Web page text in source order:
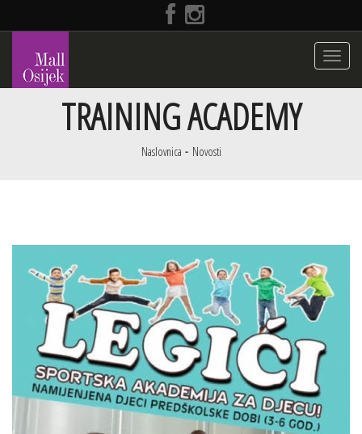
Toggle
TRAINING ACADEMY
Naslovnica Novosti